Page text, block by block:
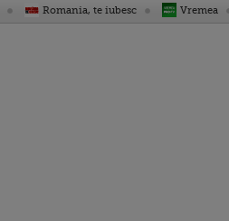
Romania, te iubesc Vremea